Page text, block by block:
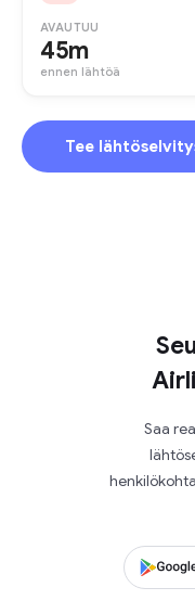
AVAUTUU
45m
ennen lähtöä
Tee
Saa